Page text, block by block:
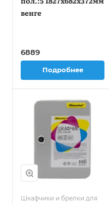
венге
6889
Подробнее
Шкафчики и брелки для